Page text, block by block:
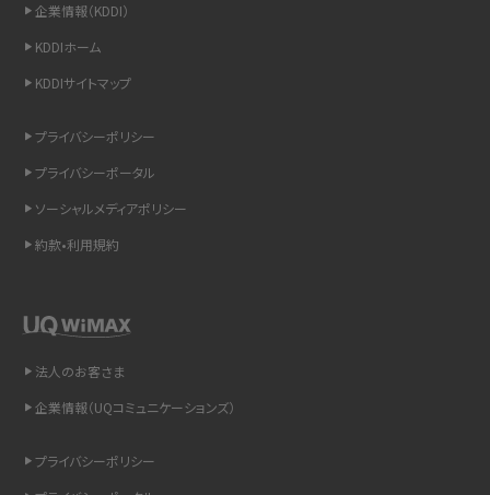
リプライ機能とは？LINE、X（旧Twitter）、Instagram、TikTokで送る方法を解説
インスタのDMの送り方は？便利機能の使い方や注意点をわかりやすく解説
LINEで送信取り消しをする方法は？相手に知られるのか、削除との違いも紹介
詳しく解説
Wi-Fiを快適に使うための速度はどれくらい？用途別の目安・回線ごとの平均を
紹介
LINEの着信音や通知音の設定・変更方法を解説！鳴らない場合の対処法も紹介
企業情報（KDDI）
KDDIホーム
KDDIサイトマップ
プライバシーポリシー
プライバシーポータル
ソーシャルメディアポリシー
約款•利用規約
法人のお客さま
企業情報（UQコミュニケーションズ）
プライバシーポリシー